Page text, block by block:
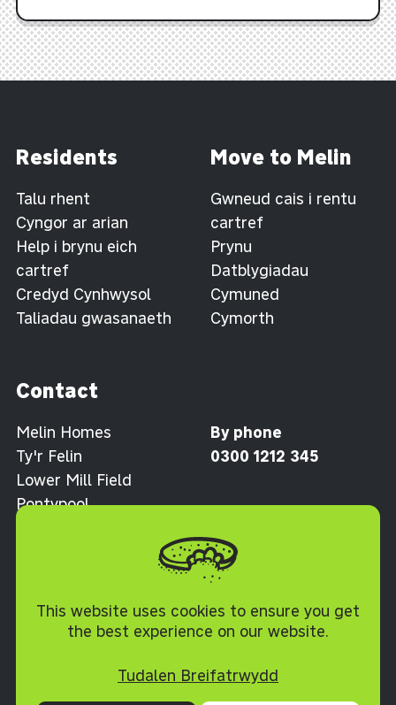
This website uses cookies to ensure you get
the best experience on our website.
Tudalen Breifatrwydd
Residents
Talu rhent
Cyngor ar arian
Help i brynu eich
cartref
Credyd Cynhwysol
Taliadau gwasanaeth
Move to Melin
Gwneud cais i rentu
cartref
Prynu
Datblygiadau
Cymuned
Cymorth
Contact
Melin Homes
Ty'r Felin
Lower Mill Field
Pontypool
By phone
0300 1212 345